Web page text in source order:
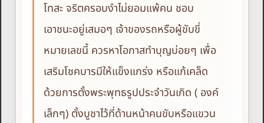
โทสะ จริตครอบงำไม่ยอมแพ้คน ชอบ
เอาชนะอยู่เสมอๆ เจ้าของรถหรือผู้ขับขี่
หมายเลขนี้ ควรหาโอกาสทำบุญบ่อยๆ เพื่อ
เสริมโชคบารมีให้แข็งแกร่ง หรือแก้เคล็ด
ด้วยการตั้งพระพุทธรูปประจำวันเกิด ( องค์
เล็กๆ) ตั้งบูชาไว้ที่ด้านหน้าคนขับหรือแขวน